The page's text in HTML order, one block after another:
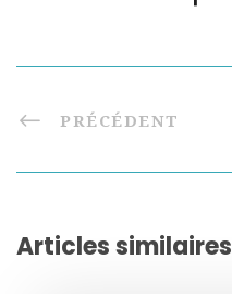
PRÉCÉDENT
Articles similaires